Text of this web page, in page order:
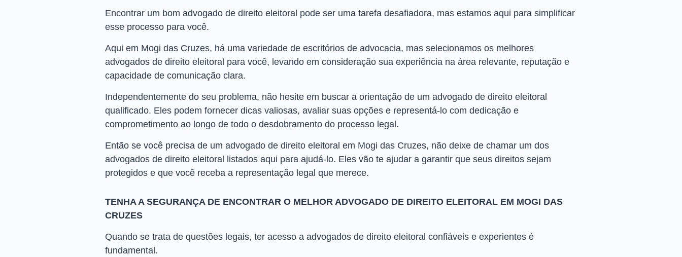
Encontrar um bom advogado de direito eleitoral pode ser uma tarefa desafiadora, mas estamos aqui para simplificar
esse processo para você.
Aqui em Mogi das Cruzes, há uma variedade de escritórios de advocacia, mas selecionamos os melhores
advogados de direito eleitoral para você, levando em consideração sua experiência na área relevante, reputação e
capacidade de comunicação clara.
Independentemente do seu problema, não hesite em buscar a orientação de um advogado de direito eleitoral
qualificado. Eles podem fornecer dicas valiosas, avaliar suas opções e representá-lo com dedicação e
comprometimento ao longo de todo o desdobramento do processo legal.
Então se você precisa de um advogado de direito eleitoral em Mogi das Cruzes, não deixe de chamar um dos
advogados de direito eleitoral listados aqui para ajudá-lo. Eles vão te ajudar a garantir que seus direitos sejam
protegidos e que você receba a representação legal que merece.
TENHA A SEGURANÇA DE ENCONTRAR O MELHOR ADVOGADO DE DIREITO ELEITORAL EM MOGI DAS
CRUZES
Quando se trata de questões legais, ter acesso a advogados de direito eleitoral confiáveis e experientes é
fundamental.